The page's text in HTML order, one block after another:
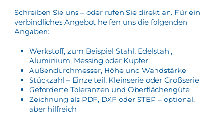
Schreiben Sie uns – oder rufen Sie direkt an. Für ein
verbindliches Angebot helfen uns die folgenden
Angaben:
Werkstoff, zum Beispiel Stahl, Edelstahl,
Aluminium, Messing oder Kupfer
Außendurchmesser, Höhe und Wandstärke
Stückzahl – Einzelteil, Kleinserie oder Großserie
Geforderte Toleranzen und Oberflächengüte
Zeichnung als PDF, DXF oder STEP – optional,
aber hilfreich